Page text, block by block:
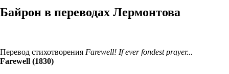
Байрон в переводах Лермонтова
Перевод стихотворения Farewell! If ever fondest prayer...
Farewell (1830)